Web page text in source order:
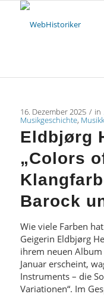
16. Dezember 2025 / in
Musikgeschichte,
Eldbjørg
„Colors
Barock
Wie viele Farben
Geigerin Eldbjørg
ihrem neuen Album
Januar erscheint,
Instruments – die
Variationen“. Im